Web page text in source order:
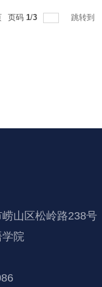
海洋大学对会议的顺
页码 1/3 跳转到
山区松岭路238号
学院